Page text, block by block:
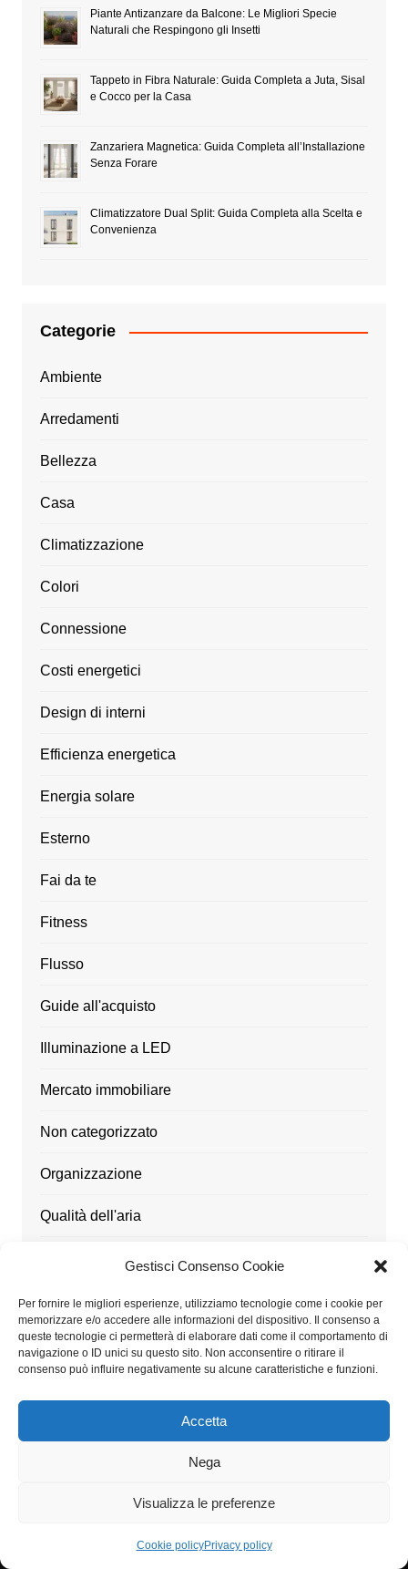
Gestisci Consenso Cookie
Per fornire le migliori esperienze, utilizziamo tecnologie come i cookie per
memorizzare e/o accedere alle informazioni del dispositivo. Il consenso a
queste tecnologie ci permetterà di elaborare dati come il comportamento di
navigazione o ID unici su questo sito. Non acconsentire o ritirare il
consenso può influire negativamente su alcune caratteristiche e funzioni.
Accetta
Nega
Visualizza le preferenze
Cookie policyPrivacy policy
Piante Antizanzare da Balcone: Le Migliori Specie
Naturali che Respingono gli Insetti
Tappeto in Fibra Naturale: Guida Completa a Juta, Sisal
e Cocco per la Casa
Zanzariera Magnetica: Guida Completa all’Installazione
Senza Forare
Climatizzatore Dual Split: Guida Completa alla Scelta e
Convenienza
Categorie
Ambiente
Arredamenti
Bellezza
Casa
Climatizzazione
Colori
Connessione
Costi energetici
Design di interni
Efficienza energetica
Energia solare
Esterno
Fai da te
Fitness
Flusso
Guide all'acquisto
Illuminazione a LED
Mercato immobiliare
Non categorizzato
Organizzazione
Qualità dell'aria
Risparmio economico
Soluzioni integrate
Sostenibilità
Architetturaitalia.it partecipa al Programma Affiliazione